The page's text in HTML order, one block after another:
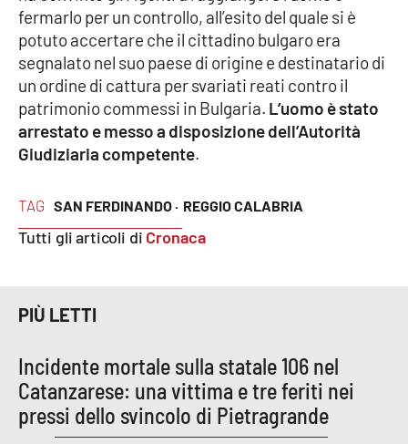
Economia e Lavoro
Politica
Sanità
Sport
Parchi Marini Calabria
Leggendo Alvaro insieme
TAG SAN FERDINANDO · REGGIO CALABRIA
Tutti gli articoli di Cronaca
fermarlo per un controllo, all’esito del quale si è
potuto accertare che il cittadino bulgaro era
segnalato nel suo paese di origine e destinatario di
un ordine di cattura per svariati reati contro il
patrimonio commessi in Bulgaria. L’uomo è stato
arrestato e messo a disposizione dell’Autorità
Giudiziaria competente.
PIÙ LETTI
Incidente mortale sulla statale 106 nel
Catanzarese: una vittima e tre feriti nei
pressi dello svincolo di Pietragrande